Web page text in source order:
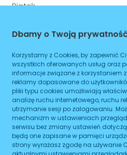
Piątek
Informacje o sprawach
tym budynku
Brak podanych spraw
ZAPLANUJ
Dbamy o Twoją prywatność
Korzystamy z Cookies, by zapewnić
wszystkich oferowanych usług oraz
informacje związane z korzystaniem
reklamy dopasowane do
pliki typu cookies umożliwiają
analizę ruchu internetowego, ruchu
utrzymanie sesji po zalogowaniu.
mechanizm w ustawieniach
serwisu bez zmiany ustawień
będą one zapisane w pamięci
strony wyrażasz zgodę na używanie